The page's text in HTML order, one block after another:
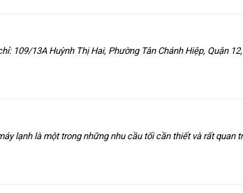
109/13A Huỳnh Thị Hai, Phường Tân Chánh Hiệp, Quận
lạnh là một trong những nhu cầu tối cần thiết và rất quan